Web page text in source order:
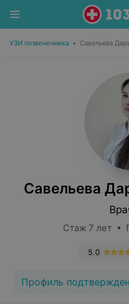
УЗИ позвоночника • Савельева
Савельева
Стаж 7 лет •
5.0
Профиль подтвержден